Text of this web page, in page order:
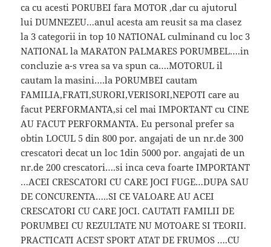
ca cu acesti PORUBEI fara MOTOR ,dar cu ajutorul
lui DUMNEZEU…anul acesta am reusit sa ma clasez
la 3 categorii in top 10 NATIONAL culminand cu loc 3
NATIONAL la MARATON PALMARES PORUMBEL….in
concluzie a-s vrea sa va spun ca….MOTORUL il
cautam la masini….la PORUMBEI cautam
FAMILIA,FRATI,SURORI,VERISORI,NEPOTI care au
facut PERFORMANTA,si cel mai IMPORTANT cu CINE
AU FACUT PERFORMANTA. Eu personal prefer sa
obtin LOCUL 5 din 800 por. angajati de un nr.de 300
crescatori decat un loc 1din 5000 por. angajati de un
nr.de 200 crescatori….si inca ceva foarte IMPORTANT
…ACEI CRESCATORI CU CARE JOCI FUGE…DUPA SAU
DE CONCURENTA…..SI CE VALOARE AU ACEI
CRESCATORI CU CARE JOCI. CAUTATI FAMILII DE
PORUMBEI CU REZULTATE NU MOTOARE SI TEORII.
PRACTICATI ACEST SPORT ATAT DE FRUMOS ….CU